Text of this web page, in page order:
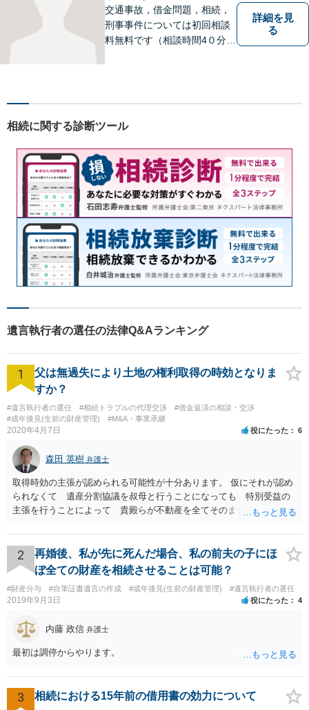
交通事故，借金問題，相続，
刑事事件については初回相談
料無料です（相談時間4０分ま
詳細を見
る
相続に関する診断ツール
遺言執行者の選任の法律Q&Aランキング
1
父は無過失により土地の権利取得の時効となりま
すか？
#遺言執行者の選任 #相続トラブルの代理交渉
#借金返済の相談・交渉
#成年後見(生前の財産管理)
#M&A・事業承継
2020年4月7日 役にたった 6
森田 英樹 弁護士
取得時効の主張が認められる可能性が十分あります。 仮にそれが認め
られなくて 遺産分割協議を叔母と行うことになっても 特別受益の
主張を行うことによって 貴殿らが不動産を全てそのまま取得できる
2
再婚後、私が先に死んだ場合、私の前夫の子にほ
ぼ全ての財産を相続させることは可能？
#財産分与 #自筆証書遺言の作成 #成年後見(生前の財産管理) #遺言執行者の選任
2019年9月3日 役にたった 4
内藤 政信 弁護士
最初は調停からやります。
3 相続における15年前の借用書の効力について